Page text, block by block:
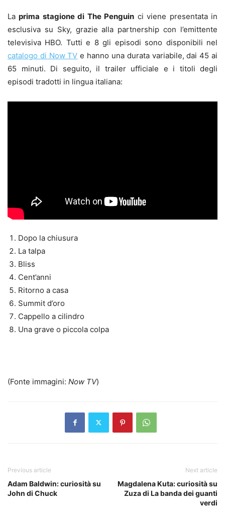
Laprima stagione di The Penguin ci viene presentata in
esclusiva su Sky, grazie alla partnership con l’emittente
televisiva HBO. Tutti e 8 gli episodi sono disponibili nel
catalogo di Now TV e hanno una durata variabile, dai 45 ai
65 minuti. Di seguito, il trailer ufficiale e i titoli degli
episodi tradotti in lingua italiana:
Dopo la chiusura
La talpa
Bliss
Cent’anni
Ritorno a casa
Summit d’oro
Cappello a cilindro
Una grave o piccola colpa
(Fonte immagini: Now TV)
Previous article
Adam Baldwin: curiosità su
John di Chuck
Next article
Magdalena Kuta: curiosità su
Zuza di La banda dei guanti
verdi